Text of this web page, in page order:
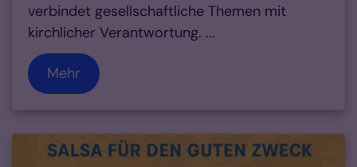
verbindet gesellschaftliche Themen mit
kirchlicher Verantwortung. ...
Mehr